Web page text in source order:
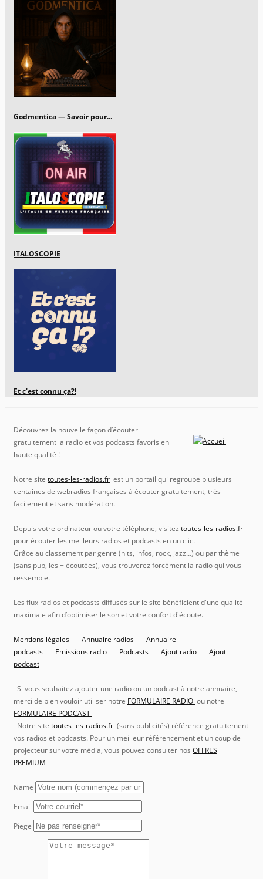
Godmentica — Savoir pour...
ITALOSCOPIE
Et c'est connu ça?!
Découvrez la nouvelle façon d’écouter
gratuitement la radio et vos podcasts favoris en
haute qualité !
Notre site toutes-les-radios.fr est un portail qui regroupe plusieurs
centaines de webradios françaises à écouter gratuitement, très
facilement et sans modération.
Depuis votre ordinateur ou votre téléphone, visitez toutes-les-radios.fr
pour écouter les meilleurs radios et podcasts en un clic.
Grâce au classement par genre (hits, infos, rock, jazz…) ou par thème
(sans pub, les + écoutées), vous trouverez forcément la radio qui vous
ressemble.
Les flux radios et podcasts diffusés sur le site bénéficient d'une qualité
maximale afin d’optimiser le son et votre confort d'écoute.
Mentions légales Annuaire radios
Annuaire
podcasts
Emissions radio Podcasts Ajout radio
Ajout
podcast
Si vous souhaitez ajouter une radio ou un podcast à notre annuaire,
merci de bien vouloir utiliser notre FORMULAIRE RADIO ou notre
FORMULAIRE PODCAST
Notre site toutes-les-radios.fr (sans publicités) référence gratuitement
vos radios et podcasts. Pour un meilleur référencement et un coup de
projecteur sur votre média, vous pouvez consulter nos OFFRES
PREMIUM
Name
Email
Piege